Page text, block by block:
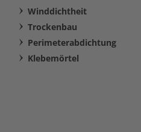
Winddichtheit
Trockenbau
Perimeterabdichtung
Klebemörtel